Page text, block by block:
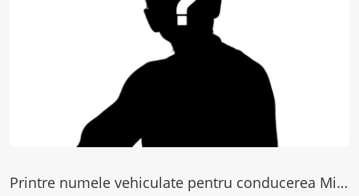
Printre numele vehiculate pentru conducerea Ministerului de Interne în viitorul guvern Tomac se numărăr și un personaj mai puțin cunoscut…